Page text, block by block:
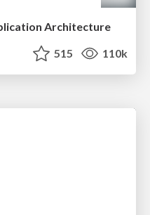
Architecture
515 110k